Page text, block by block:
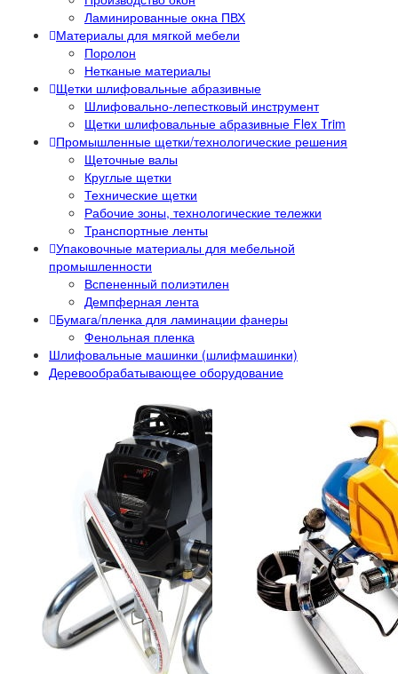
Ламинированные окна ПВХ
Материалы для мягкой мебели
Поролон
Нетканые материалы
Щетки шлифовальные абразивные
Шлифовально-лепестковый инструмент
Щетки шлифовальные абразивные Flex Trim
Промышленные щетки/технологические решения
Щеточные валы
Круглые щетки
Технические щетки
Рабочие зоны, технологические тележки
Транспортные ленты
Упаковочные материалы для мебельной
промышленности
Вспененный полиэтилен
Демпферная лента
Бумага/пленка для ламинации фанеры
Фенольная пленка
Шлифовальные машинки (шлифмашинки)
Деревообрабатывающее оборудование